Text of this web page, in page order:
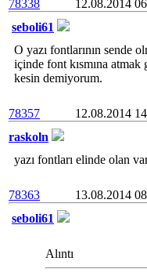
78338
12.08.2014
seboli61
O yazı fontlarının sende
içinde font kısmına
kesin demiyorum.
78357
12.08.2014
raskoln
yazı fontları elinde olan
78363
13.08.2014
seboli61
Alıntı